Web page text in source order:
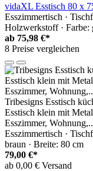
vidaXL Esstisch 80 x
Esszimmertisch ·
Holzwerkstoff · Farbe:
ab 75,98 €*
8 Preise vergleichen
Tribesigns Esstisch
Esstisch klein mit
Esszimmer,
Esszimmertisch ·
braun · Breite: 80 cm
79,00 €*
ab 0,00 € Versand